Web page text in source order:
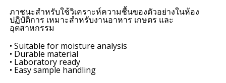
ภาชนะสำหรับใช้วิเคราะห์ความชื้นของตัวอย่างในห้อง
ปฏิบัติการ เหมาะสำหรับงานอาหาร เกษตร และ
อุตสาหกรรม
• Suitable for moisture analysis
• Durable material
• Laboratory ready
• Easy sample handling